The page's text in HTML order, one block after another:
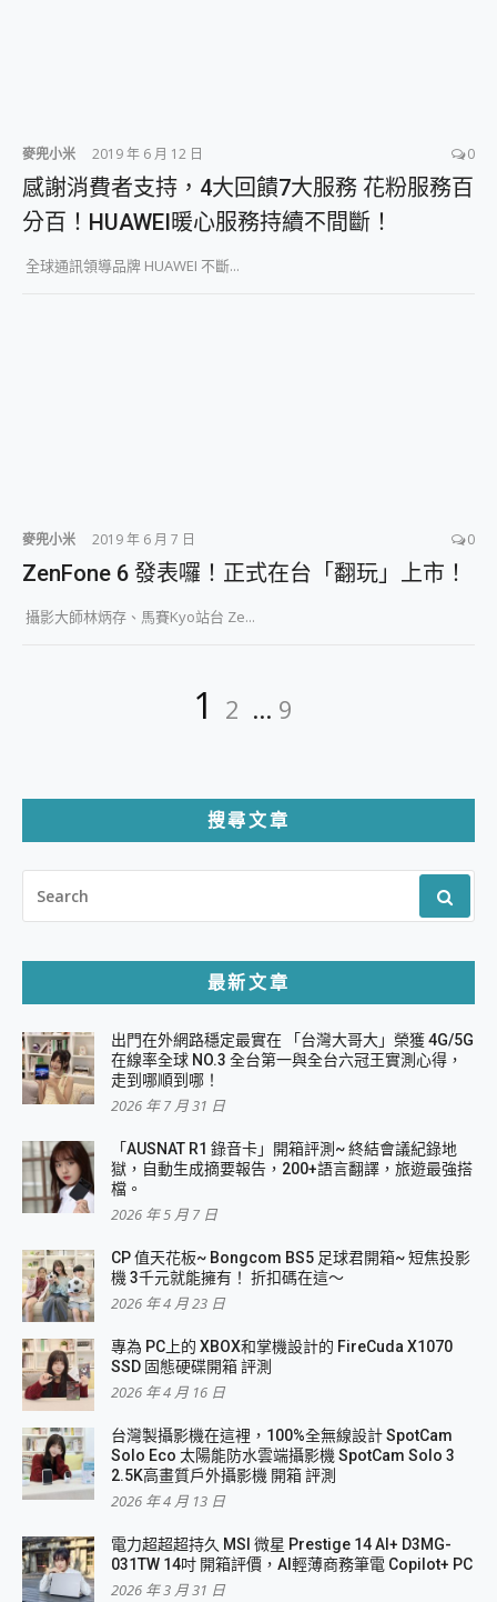
麥兜小米 2019 年 6 月 12 日 0
感謝消費者支持，4大回饋7大服務 花粉服務百
分百！HUAWEI暖心服務持續不間斷！
全球通訊領導品牌 HUAWEI 不斷...
麥兜小米 2019 年 6 月 7 日 0
ZenFone 6 發表囉！正式在台「翻玩」上市！
攝影大師林炳存、馬賽Kyo站台 Ze...
頁
Page
1 Page
2 ... Page
9
搜尋文章
FOR:
最新文章
出門在外網路穩定最實在 「台灣大哥大」榮獲 4G/5G
在線率全球 NO.3 全台第一與全台六冠王實測心得，
走到哪順到哪！
2026 年 7 月 31 日
「AUSNAT R1 錄音卡」開箱評測~ 終結會議紀錄地
獄，自動生成摘要報告，200+語言翻譯，旅遊最強搭
檔。
2026 年 5 月 7 日
CP 值天花板~ Bongcom BS5 足球君開箱~ 短焦投影
機 3千元就能擁有！ 折扣碼在這～
2026 年 4 月 23 日
專為 PC上的 XBOX和掌機設計的 FireCuda X1070
SSD 固態硬碟開箱 評測
2026 年 4 月 16 日
台灣製攝影機在這裡，100%全無線設計 SpotCam
Solo Eco 太陽能防水雲端攝影機 SpotCam Solo 3
2.5K高畫質戶外攝影機 開箱 評測
2026 年 4 月 13 日
電力超超超持久 MSI 微星 Prestige 14 AI+ D3MG-
031TW 14吋 開箱評價，AI輕薄商務筆電 Copilot+ PC
2026 年 3 月 31 日